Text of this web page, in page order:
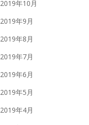
2019年10月
2019年9月
2019年8月
2019年7月
2019年6月
2019年5月
2019年4月